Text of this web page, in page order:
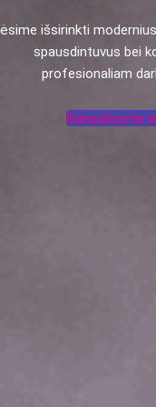
išsirinkti
spausdintuvus bei
profesionaliam
Konsultuotis